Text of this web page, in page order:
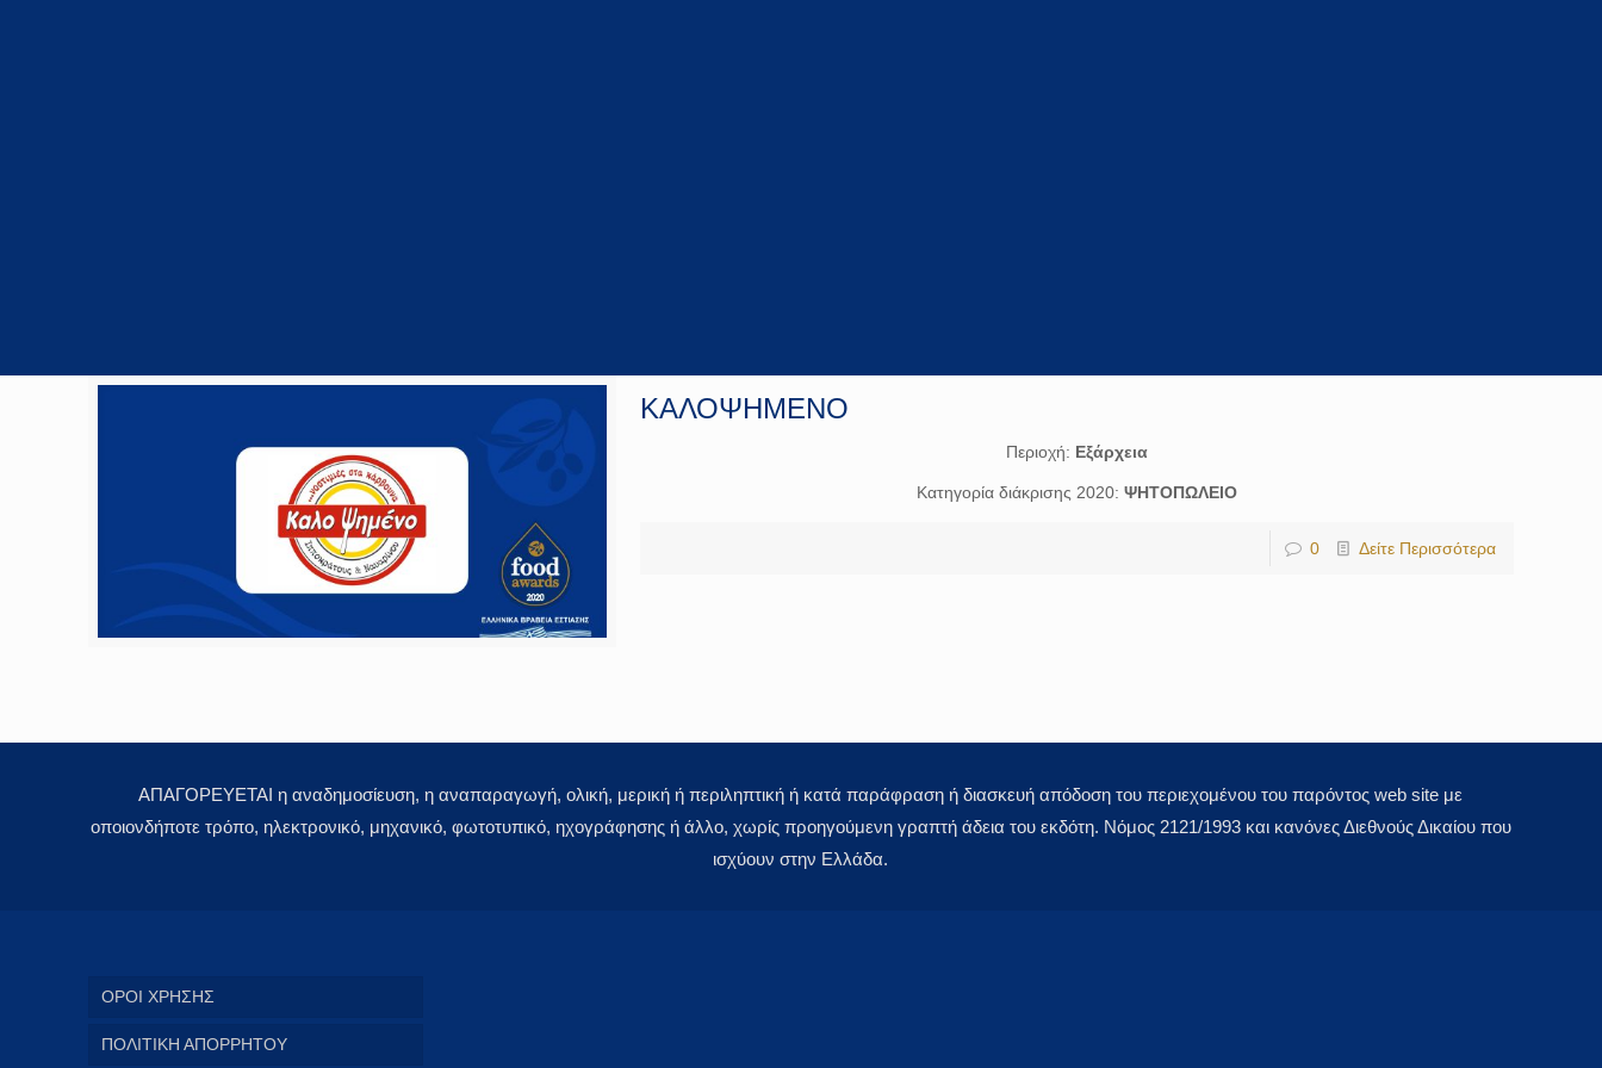
ΚΑΛΟΨΗΜΕΝΟ
Περιοχή: Εξάρχεια
Κατηγορία διάκρισης 2020: ΨΗΤΟΠΩΛΕΙΟ
0 Δείτε Περισσότερα
ΑΠΑΓΟΡΕΥΕΤΑΙ η αναδημοσίευση, η αναπαραγωγή, ολική, μερική ή περιληπτική ή κατά παράφραση ή διασκευή απόδοση του περιεχομένου του παρόντος web site με
οποιονδήποτε τρόπο, ηλεκτρονικό, μηχανικό, φωτοτυπικό, ηχογράφησης ή άλλο, χωρίς προηγούμενη γραπτή άδεια του εκδότη. Νόμος 2121/1993 και κανόνες Διεθνούς Δικαίου που
ισχύουν στην Ελλάδα.
ΟΡΟΙ ΧΡΗΣΗΣ
ΠΟΛΙΤΙΚΗ ΑΠΟΡΡΗΤΟΥ